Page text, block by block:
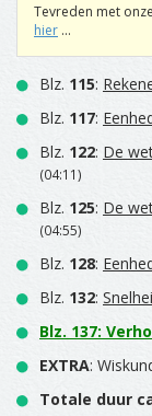
Tevreden met
hier ...
Blz. 115:
Blz. 117:
Blz. 122: De
(04:11)
Blz. 125: De
(04:55)
Blz. 128:
Blz. 132:
Blz. 137:
EXTRA:
Totale duur